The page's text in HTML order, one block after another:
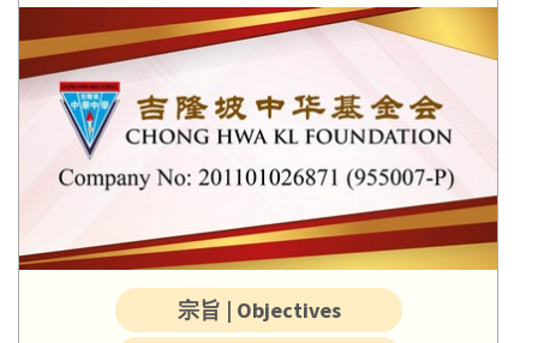
宗旨 | Objectives